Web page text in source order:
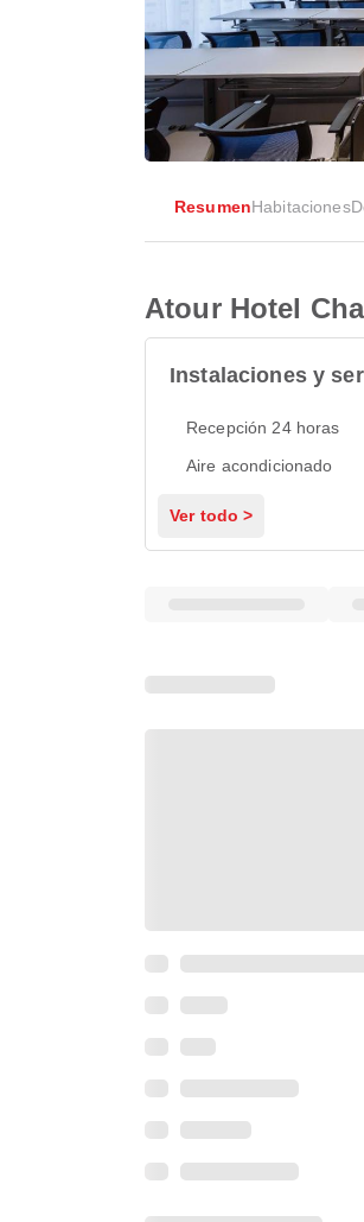
ResumenHabitaciones
Atour Hotel
Instalaciones y
Recepción 24 horas
Aire acondicionado
Ver todo >